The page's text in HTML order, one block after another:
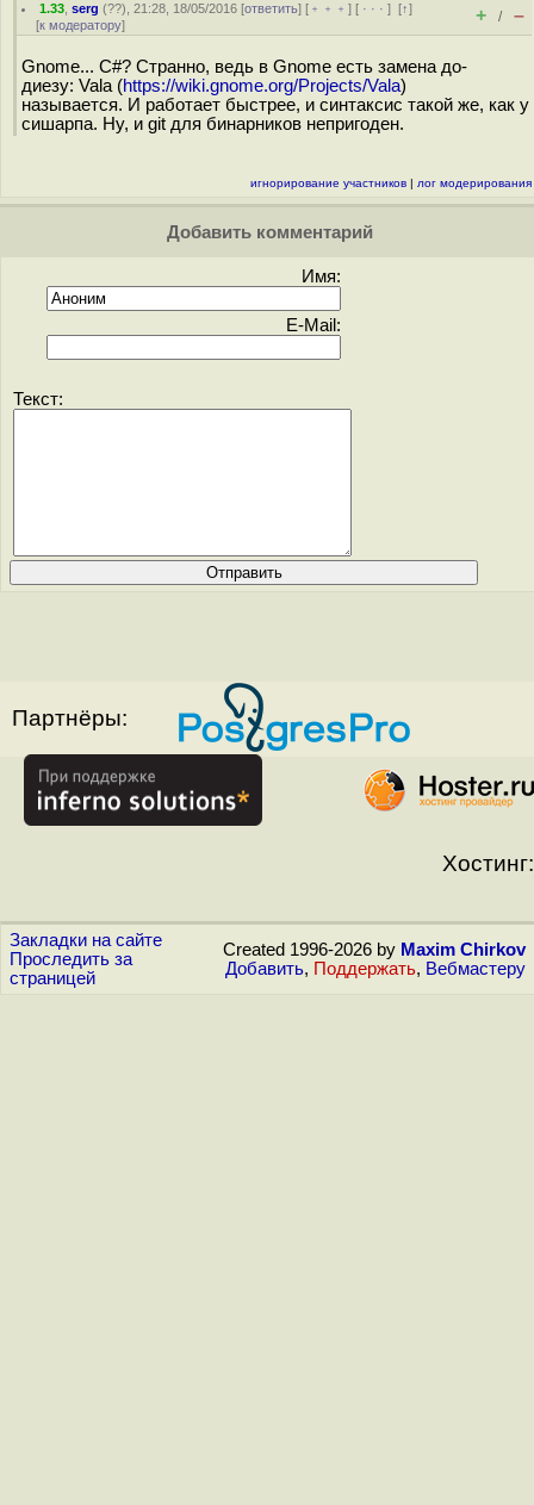
1.33 ,serg (??), 21:28, 18/05/2016 [ответить] [ ﹢﹢﹢] [ · · ·][↑]
[к модератору] + / –
Gnome... C#? Странно, ведь в Gnome есть замена до-
диезу: Vala (https://wiki.gnome.org/Projects/Vala)
называется. И работает быстрее, и синтаксис такой же, как у
сишарпа. Ну, и git для бинарников непригоден.
игнорирование участников | лог модерирования
Добавить комментарий
Имя:
E-Mail:
Текст:
Партнёры:
Хостинг:
Закладки на сайте
Проследить за
страницей
Created 1996-2026 by Maxim Chirkov
Добавить, Поддержать, Вебмастеру